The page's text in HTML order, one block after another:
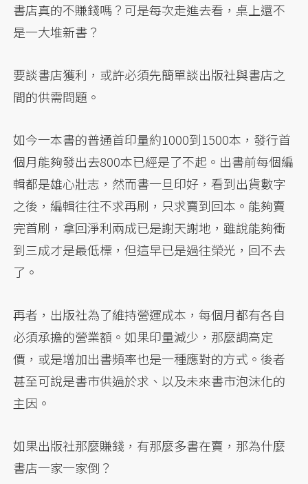
書店真的不賺錢嗎？可是每次走進去看，桌上還不
是一大堆新書？
要談書店獲利，或許必須先簡單談出版社與書店之
間的供需問題。
如今一本書的普通首印量約1000到1500本，發行首
個月能夠發出去800本已經是了不起。出書前每個編
輯都是雄心壯志，然而書一旦印好，看到出貨數字
之後，編輯往往不求再刷，只求賣到回本。能夠賣
完首刷，拿回淨利兩成已是謝天謝地，雖說能夠衝
到三成才是最低標，但這早已是過往榮光，回不去
了。
再者，出版社為了維持營運成本，每個月都有各自
必須承擔的營業額。如果印量減少，那麼調高定
價，或是增加出書頻率也是一種應對的方式。後者
甚至可說是書市供過於求、以及未來書市泡沫化的
主因。
如果出版社那麼賺錢，有那麼多書在賣，那為什麼
書店一家一家倒？